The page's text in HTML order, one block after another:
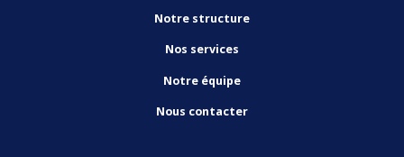
Notre structure
Nos services
Notre équipe
Nous contacter